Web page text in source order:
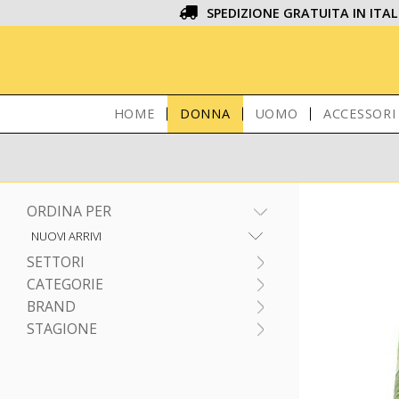
SPEDIZIONE GRATUITA IN
HOME DONNA UOMO ACCESSORI
ORDINA PER
SETTORI
CATEGORIE
BRAND
STAGIONE